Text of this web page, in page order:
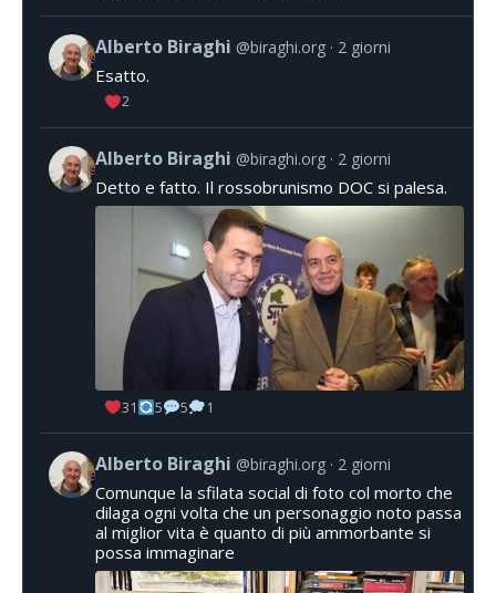
Alberto Biraghi @biraghi.org 2 giorni
Esatto.
2
Alberto Biraghi @biraghi.org 2 giorni
Detto e fatto. Il rossobrunismo DOC si palesa.
31 5 5 1
Alberto Biraghi @biraghi.org 2 giorni
Comunque la sfilata social di foto col morto che
dilaga ogni volta che un personaggio noto passa
al miglior vita è quanto di più ammorbante si
possa immaginare